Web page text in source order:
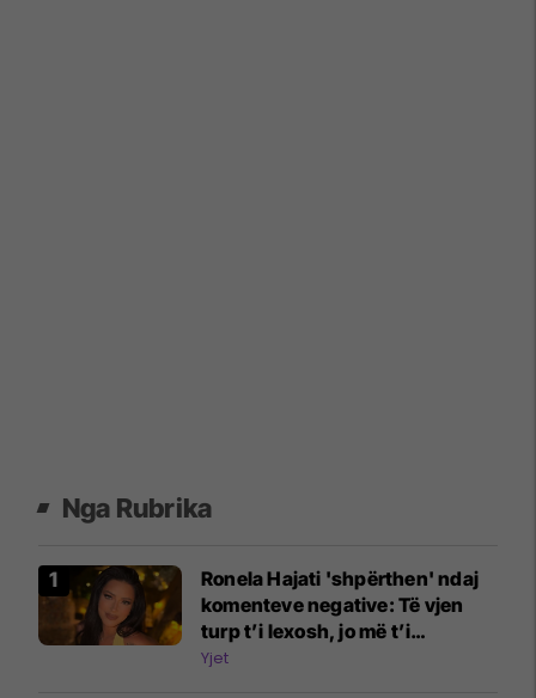
Nga Rubrika
Ronela Hajati 'shpërthen' ndaj
komenteve negative: Të vjen
turp t’i lexosh, jo më t’i
shkruash
Yjet